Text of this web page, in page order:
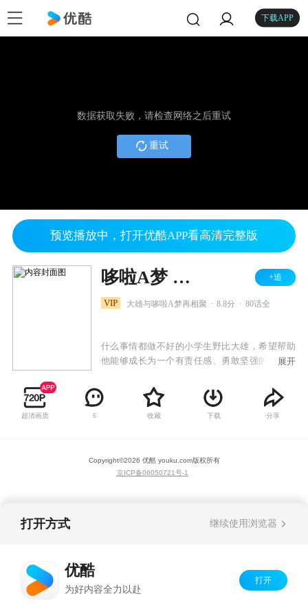
下载APP
数据获取失败，请检查网络之后重试
重试
预览播放中，打开优酷APP看高清完整版
哆啦A梦 第五季 +追
VIP 大雄与哆啦A梦再相聚 8.8分 80话全
什么事情都做不好的小学生野比大雄，希望帮助
他能够成长为一个有责任感、勇敢坚强的大人。
都会从他神奇的四次元口袋中拿出各种各样的高
科技道具，比如随意门、竹蜻蜓、时间包袱皮等
等来帮助大雄。哆啦A梦心肠好，乐于助人，做事
误帮了倒忙，但哆啦A梦和大雄都可以从中吃一堑
长一智。除此之外他们在生活中还和身边的小伙
展开
超清画质 6 收藏 下载 分享
Copyright©2026 优酷 youku.com版权所有
京ICP备06050721号-1
打开方式 继续使用浏览器
优酷
为好内容全力以赴
打开